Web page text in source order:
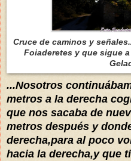
Cruce de caminos y
Foiaderetes y que sigue
...Nosotros
metros a la derecha
que nos sacaba de
metros después y
derecha,para al poco
hacia la derecha,y que